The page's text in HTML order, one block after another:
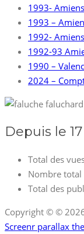
1993-
1993 –
1992-
1992-93
1990 –
2024 –
Depuis le
Total des
Nombre total
Total des
Copyright © ©
Screenr parallax